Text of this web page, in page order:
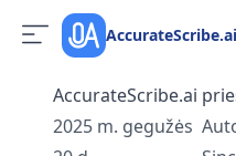
AccurateScribe.ai
AccurateScribe.ai
2025 m. gegužės